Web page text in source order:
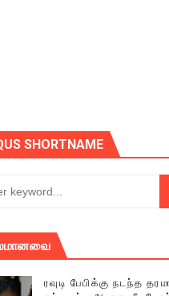
SHORTNAME
ரவுடி பேபிக்கு நடந்த